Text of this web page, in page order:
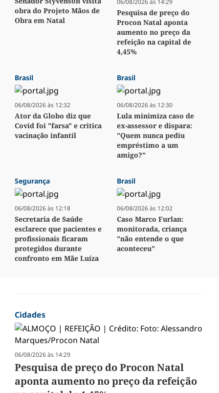
obra do Projeto Mãos de
Obra em Natal
06/08/2026 às 14:29
Pesquisa de preço do
Procon Natal aponta
aumento no preço da
refeição na capital de
4,45%
Brasil
06/08/2026 às 12:32
Ator da Globo diz que
Covid foi "farsa" e critica
vacinação infantil
Brasil
06/08/2026 às 12:30
Lula minimiza caso de
ex-assessor e dispara:
"Quem nunca pediu
empréstimo a um
amigo?"
Segurança
06/08/2026 às 12:18
Secretaria de Saúde
esclarece que pacientes e
profissionais ficaram
protegidos durante
confronto em Mãe Luíza
Brasil
06/08/2026 às 12:02
Caso Marco Furlan:
monitorada, criança
"não entende o que
aconteceu"
Cidades
06/08/2026 às 14:29
Pesquisa de preço do Procon Natal
aponta aumento no preço da refeição